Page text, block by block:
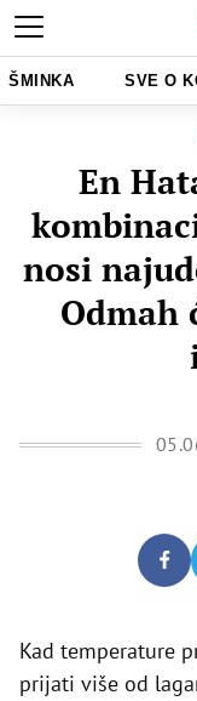
ŠMINKA SVE O
En
nosi
Odmah
Kad temperature
prijati više od